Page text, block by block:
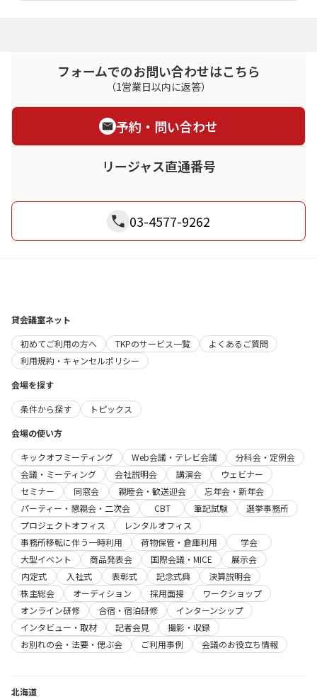
フォームでのお問い合わせはこちら
（1営業日以内に返答）
予約・問い合わせ
リージャス直通番号
03-4577-9262
貸会議室ネット
初めてご利用の方へ
TKPのサービス一覧
よくあるご質問
利用規約・キャンセルポリシー
会場を探す
条件から探す
トピックス
会場の使い方
キックオフミーティング
Web会議・テレビ会議
分科会・定例会
会議・ミーティング
会社説明会 講演会
ウェビナー
セミナー
同窓会 親睦会・歓送迎会
忘年会・新年会
パーティー・懇親会・二次会
CBT 筆記試験
選挙事務所
プロジェクトオフィス
レンタルオフィス
事務所移転に伴う一時利用
荷物保管・倉庫利用
学会
大型イベント
商品発表会 国際会議・MICE
展示会
内定式
入社式 表彰式 記念式典
決算説明会
株主総会
オーディション 採用面接
ワークショップ
オンライン研修
合宿・宿泊研修
インターンシップ
インタビュー・取材
記者会見
撮影・収録
お別れの会・法要・偲ぶ会
ご利用事例 会議のお役立ち情報
北海道